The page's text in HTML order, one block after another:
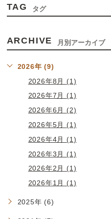
TAG タグ
ARCHIVE 月別アーカイブ
2026年 (9)
2026年8月 (1)
2026年7月 (1)
2026年6月 (2)
2026年5月 (1)
2026年4月 (1)
2026年3月 (1)
2026年2月 (1)
2026年1月 (1)
2025年 (6)